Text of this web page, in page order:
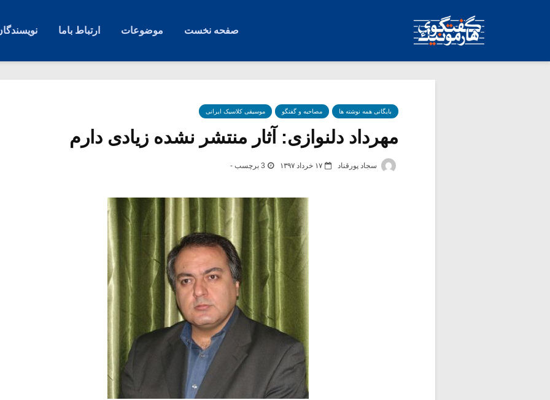
صفحه نخست موضوعات ارتباط باما
بایگانی همه نوشته ها مصاحبه و گفتگو موسیقی کلاسیک ایرانی
مهرداد دلنوازی: آثار منتشر نشده زیادی دارم
سجاد پورقناد ۱۷ خرداد ۱۳۹۷ 3 برچسب -